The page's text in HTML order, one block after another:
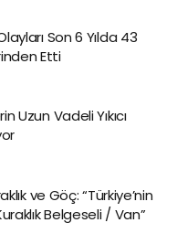
Son 6 Yılda 43
Etti
Uzun Vadeli Yıkıcı
ve Göç: “Türkiye’nin
Belgeseli / Van”